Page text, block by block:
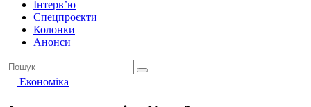
Інтерв’ю
Спецпроєкти
Колонки
Анонси
Економіка